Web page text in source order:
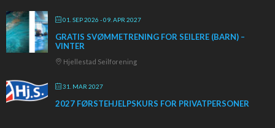
01. SEP 2026 - 09. APR 2027
GRATIS SVØMMETRENING FOR SEILERE (BARN) –
VINTER
Hjellestad Seilforening
31. MAR 2027
2027 FØRSTEHJELPSKURS FOR PRIVATPERSONER